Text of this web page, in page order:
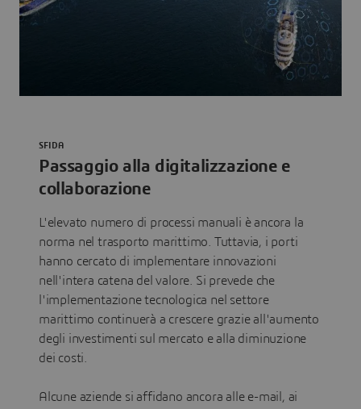
Passaggio alla digitalizzazione e
collaborazione
SFIDA
L'elevato numero di processi manuali è ancora la
norma nel trasporto marittimo. Tuttavia, i porti
hanno cercato di implementare innovazioni
nell'intera catena del valore. Si prevede che
l'implementazione tecnologica nel settore
marittimo continuerà a crescere grazie all'aumento
degli investimenti sul mercato e alla diminuzione
dei costi.
Alcune aziende si affidano ancora alle e-mail, ai